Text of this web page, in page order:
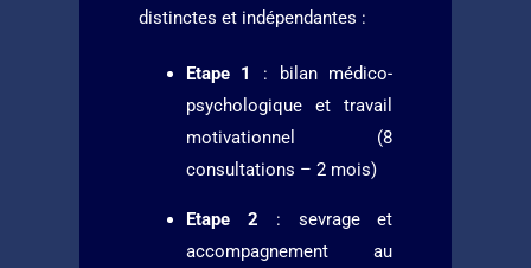
distinctes et indépendantes :
Etape 1
: bilan médico-
psychologique et travail
motivationnel (8
consultations – 2 mois)
Etape 2 : sevrage et
accompagnement au